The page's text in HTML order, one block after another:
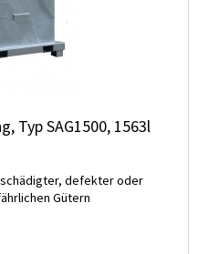
Typ SAG1500, 1563l
defekter oder
Gütern